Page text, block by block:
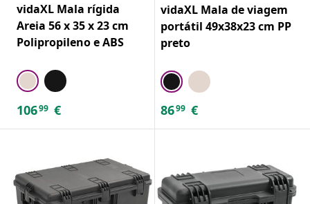
vidaXL Mala rígida
Areia 56 x 35 x 23 cm
Polipropileno e ABS
10699 €
vidaXL Mala de viagem
portátil 49x38x23 cm PP
preto
8699 €